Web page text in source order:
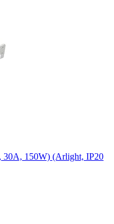
30A, 150W) (Arlight, IP20